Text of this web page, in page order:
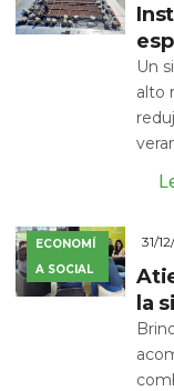
Un
alto
ECONOMÍ
A SOCIAL
31/
la